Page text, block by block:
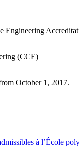
Engineering
(CCE)
October 1, 2017.